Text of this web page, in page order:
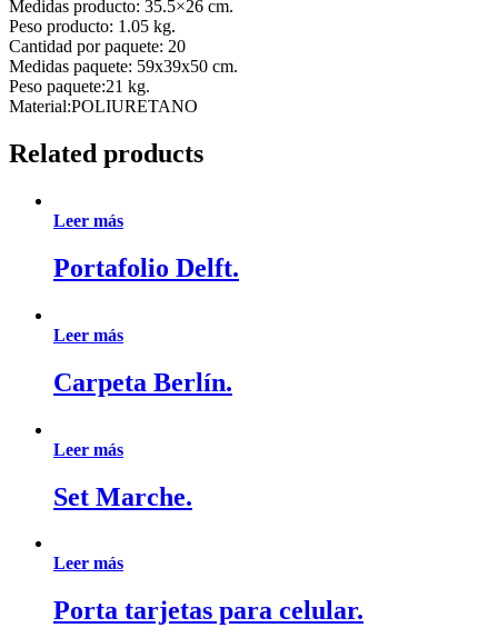
Medidas producto: 35.5×26 cm.
Peso producto: 1.05 kg.
Cantidad por paquete: 20
Medidas paquete: 59x39x50 cm.
Peso paquete:21 kg.
Material:POLIURETANO
Related products
Leer más
Portafolio Delft.
Leer más
Carpeta Berlín.
Leer más
Set Marche.
Leer más
Porta tarjetas para celular.